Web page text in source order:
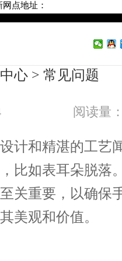
点地址：
楼W3座6层602室（需提前
心 > 常见问题
阅读量
和精湛的工艺
比如表耳朵脱落
关重要，以确保
美观和价值。